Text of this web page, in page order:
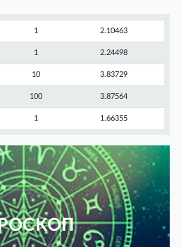
1 2.10463
1 2.24498
10 3.83729
100 3.87564
1 1.66355